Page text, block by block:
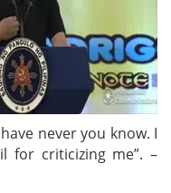
never you know. I
for criticizing me”. –